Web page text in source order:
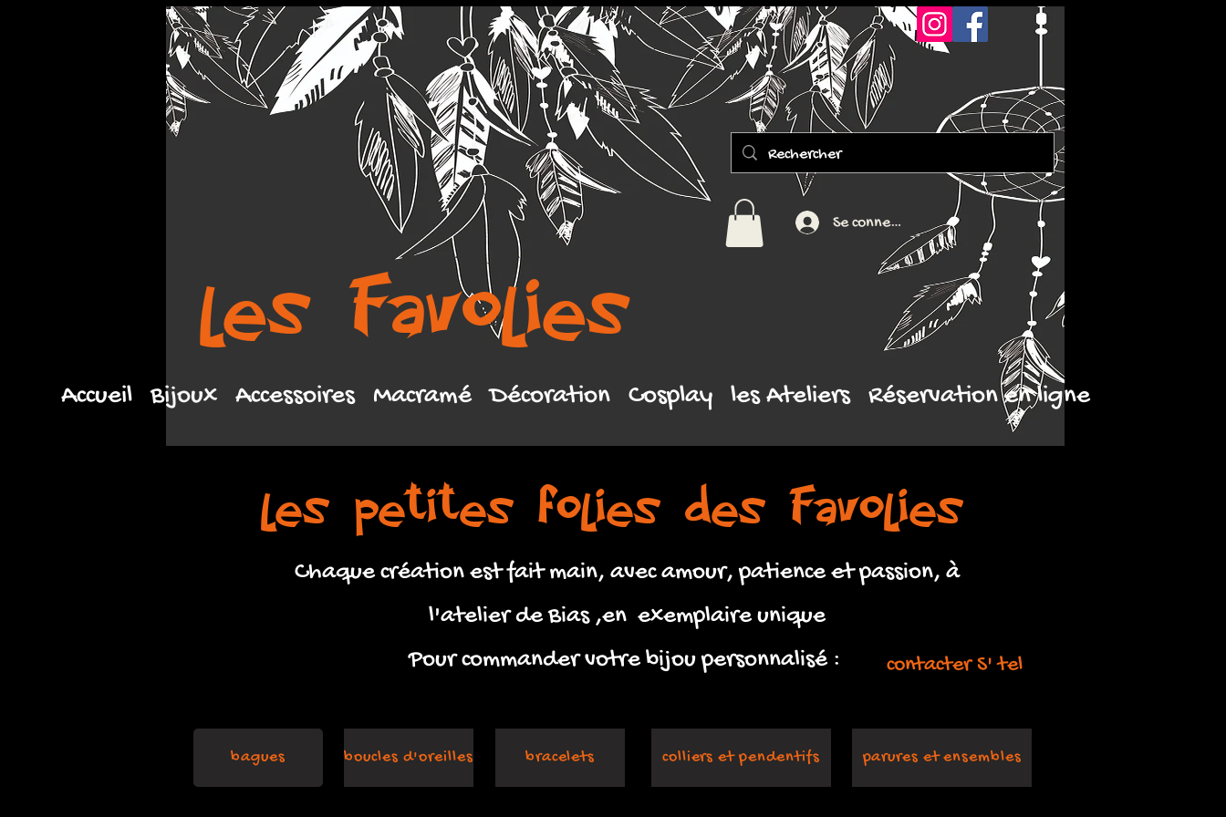
les Favolies
Accueil Bijoux Accessoires Macramé Décoration Cosplay les Ateliers Réservation en ligne
Se connecter
les petites folies des Favolies
Chaque création est fait main, avec amour, patience et passion, à
l'atelier de Bias ,en exemplaire unique
Pour commander votre bijou personnalisé :
contacter S' tel
bagues boucles d'oreilles bracelets colliers et pendentifs parures et ensembles